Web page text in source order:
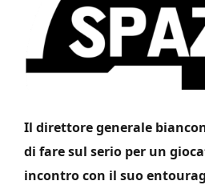
Il direttore generale
di fare sul serio per un
incontro con il suo